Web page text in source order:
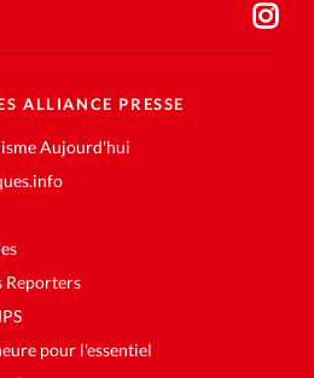
ALLIANCE PRESSE
Aujourd'hui
Reporters
pour l'essentiel